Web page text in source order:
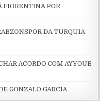
FIORENTINA POR
DA TURQUIA
ACORDO COM AYYOUB
GONZALO GARCÍA